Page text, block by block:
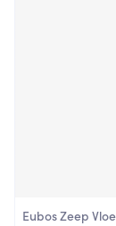
Eubos Zeep